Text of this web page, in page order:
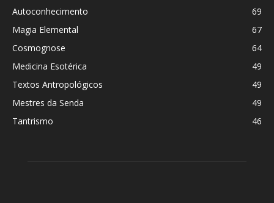
Autoconhecimento
69
Magia Elemental
67
Cosmognose
64
Medicina Esotérica
49
Textos Antropológicos
49
Mestres da Senda
49
Tantrismo
46